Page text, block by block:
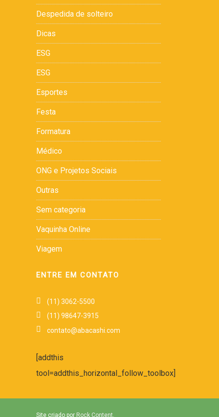
Despedida de solteiro
Dicas
ESG
ESG
Esportes
Festa
Formatura
Médico
ONG e Projetos Sociais
Outras
Sem categoria
Vaquinha Online
Viagem
ENTRE EM CONTATO
(11) 3062-5500
(11) 98647-3915
contato@abacashi.com
[addthis
tool=addthis_horizontal_follow_toolbox]
Site criado por Rock Content.